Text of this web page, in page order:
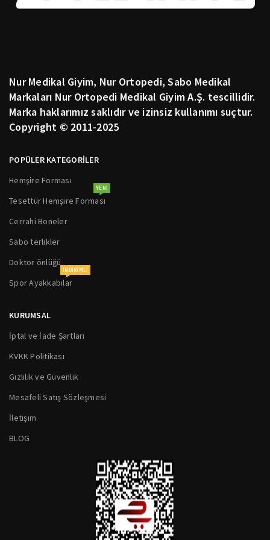
Nur Medikal Giyim, Nur Ortopedi, Sabo Medikal
Markaları Nur Ortopedi Medikal Giyim A.Ş. tescillidir.
Marka haklarımız saklıdır ve izinsiz kullanımı suçtur.
Copyright © 2011-2025
POPÜLER KATEGORİLER
Hemşire Forması
Tesettür Hemşire Forması
YENI
Cerrahi Boneler
Sabo terlikler
Doktor önlüğü
Spor Ayakkabılar
INDIRIMLI
KURUMSAL
İptal ve İade Şartları
KVKK Politikası
Gizlilik ve Güvenlik
Mesafeli Satış Sözleşmesi
İletişim
BLOG